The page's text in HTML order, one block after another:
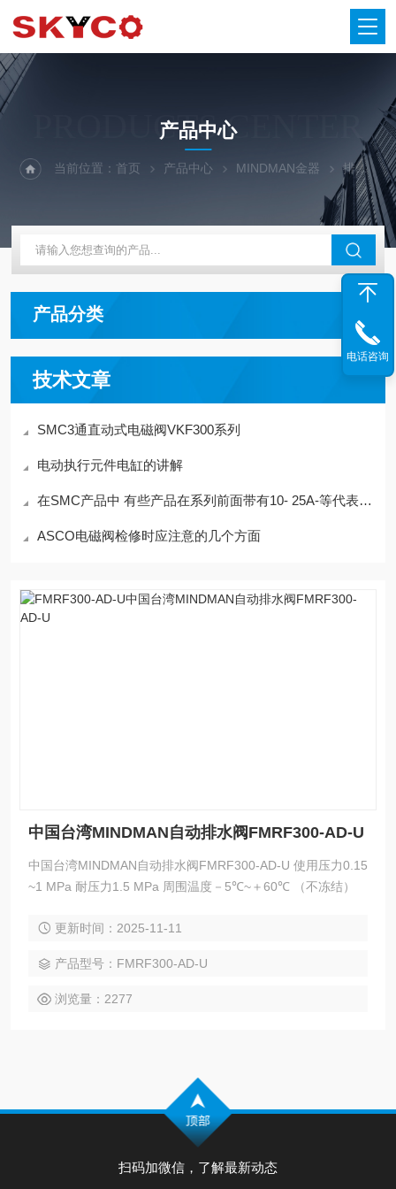
PRODUCTS CENTER
产品中心
当前位置：首页 产品中心 MINDMAN金器 排水阀
产品分类
技术文章
SMC3通直动式电磁阀VKF300系列
电动执行元件电缸的讲解
在SMC产品中 有些产品在系列前面带有10- 25A-等代表含义
ASCO电磁阀检修时应注意的几个方面
中国台湾MINDMAN自动排水阀FMRF300-AD-U
中国台湾MINDMAN自动排水阀FMRF300-AD-U 使用压力0.15
~1 MPa 耐压力1.5 MPa 周围温度－5℃~＋60℃ （不冻结）
更新时间：2025-11-11
产品型号：FMRF300-AD-U
浏览量：2277
扫码加微信，了解最新动态
电话咨询